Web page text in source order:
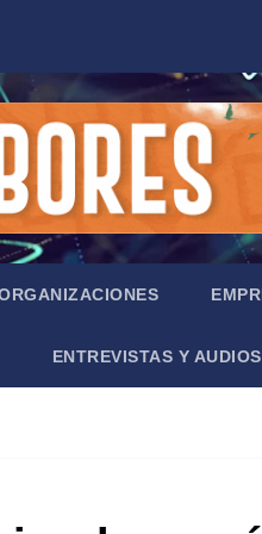
ENTREVISTAS Y AUDIOS